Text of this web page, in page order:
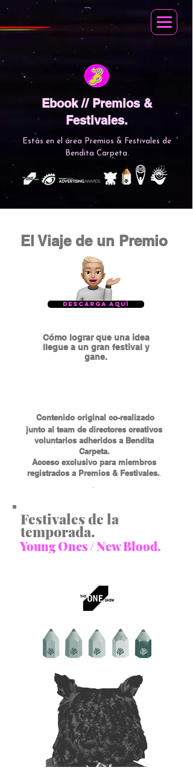
Ebook // Premios &
Festivales.
Estás en el área Premios & Festivales de
Bendita Carpeta.
El Viaje de un Premio
Descarga Aquí
​Cómo lograr que una idea
llegue a un gran festival y
gane.
Contenido original co-realizado
junto al team de directores creativos
voluntarios adheridos a Bendita
Carpeta.
Acceso exclusivo para miembros
registrados a Premios ​& Festivales..
.
Festivales de la
temporada.
Young Ones / New Blood.